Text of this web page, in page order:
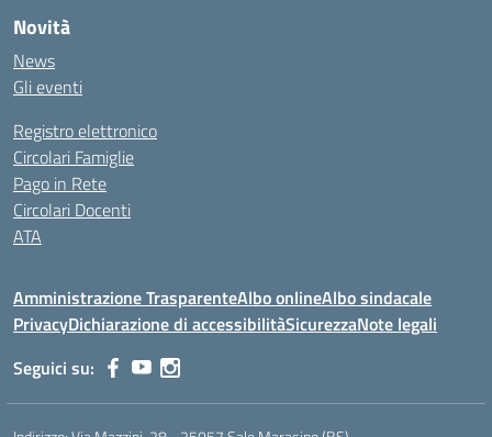
Novità
News
Gli eventi
Registro elettronico
Circolari Famiglie
Pago in Rete
Circolari Docenti
ATA
Amministrazione TrasparenteAlbo onlineAlbo sindacale
PrivacyDichiarazione di accessibilitàSicurezzaNote legali
Seguici su: